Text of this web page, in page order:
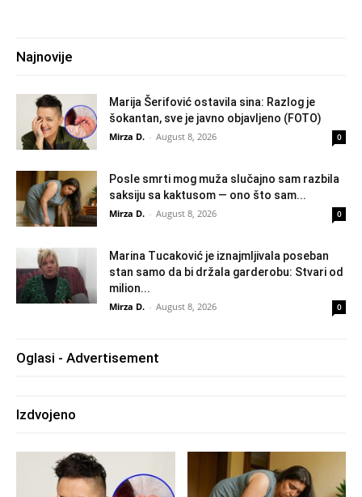
Najnovije
Marija Šerifović ostavila sina: Razlog je
šokantan, sve je javno objavljeno (FOTO)
Mirza D. - August 8, 2026 0
Posle smrti mog muža slučajno sam razbila
saksiju sa kaktusom — ono što sam...
Mirza D. - August 8, 2026 0
Marina Tucaković je iznajmljivala poseban
stan samo da bi držala garderobu: Stvari od
milion...
Mirza D. - August 8, 2026 0
Oglasi - Advertisement
Izdvojeno